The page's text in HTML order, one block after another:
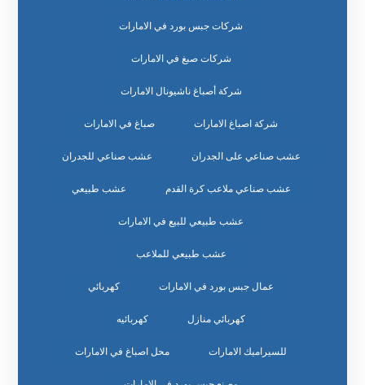
شركات جبس بورد في الامارات
شركات صبغ في الامارات
شركة أصباغ ناشيونال الامارات
شركة اصباغ الامارات صباغ في الامارات
عشب صناعي على الجدران عشب صناعي للجدران
عشب صناعي ملاعب كرة القدم عشب طبيعي
عشب طبيعي للبيع في الامارات
عشب طبيعي للملاعب
عمال جبس بورد في الامارات كهربائي
كهربائي منازل كهربائيه
للسيراميك الامارات محل اصباغ في الامارات